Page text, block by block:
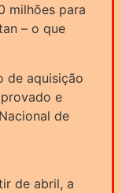
milhões para
– o que
de aquisição
e
de
de abril, a